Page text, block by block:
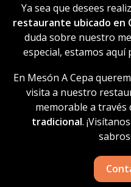
Ya sea que desees
restaurante ubicado en
duda sobre nuestro
especial, estamos aquí
En Mesón A Cepa
visita a nuestro
memorable a través
tradicional.